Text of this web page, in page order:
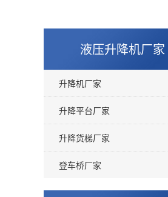
液压升降机厂家
升降机厂家
升降平台厂家
升降货梯厂家
登车桥厂家